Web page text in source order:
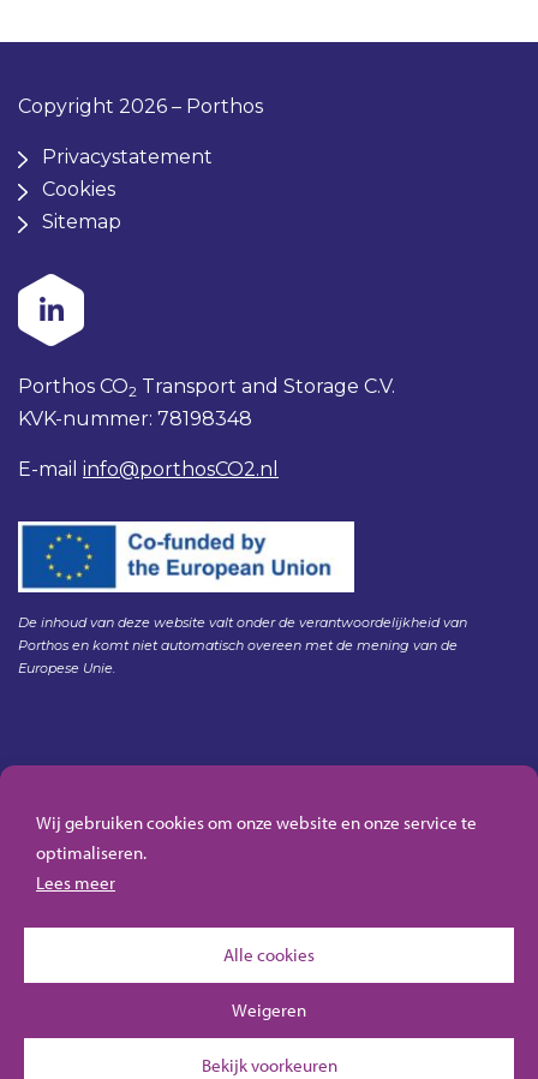
Wij gebruiken cookies om onze website en onze service te
optimaliseren.
Lees meer
Alle cookies
Weigeren
Bekijk voorkeuren
Copyright 2026 – Porthos
Privacystatement
Cookies
Sitemap
Porthos CO2 Transport and Storage C.V.
KVK-nummer: 78198348
E-mail info@porthosCO2.nl
De inhoud van deze website valt onder de verantwoordelijkheid van
Porthos en komt niet automatisch overeen met de mening van de
Europese Unie.
HSE Policy Porthos
Klachtenregeling aanbesteden Gasunie
Algemene inkoopvoorwaarden Porthos